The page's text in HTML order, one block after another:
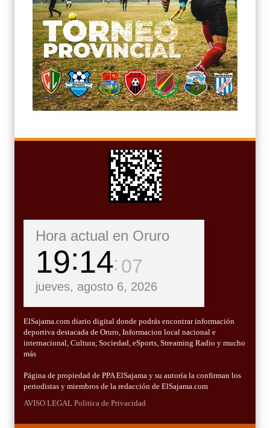
Hora actual en Oruro
19 14 09
jueves, agosto 6, 2026
ElSajama.com diario digital donde podrás encontrar información
deportiva destacada de Oruro, Informacion local nacional e
internacional, Cultura, Sociedad, eSports, Streaming Radio y mucho
más
Página de propiedad de PPA ElSajama y su autoría la confirman los
periodistas y miembros de la redacción de ElSajama.com
AVISO LEGAL Politica de Privacidad